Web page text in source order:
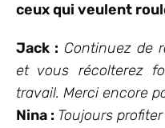
ceux qui veulent
Jack : Continuez de
et vous récolterez
travail. Merci encore
Nina : Toujours